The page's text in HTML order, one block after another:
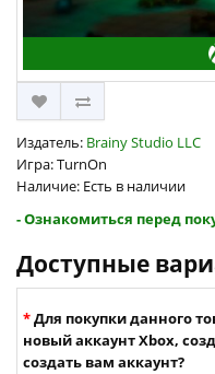
Издатель: Brainy Studio LLC
Игра: TurnOn
Наличие: Есть в наличии
- Ознакомиться перед
Доступные
Для покупки данного
новый аккаунт Xbox,
создать вам аккаунт?